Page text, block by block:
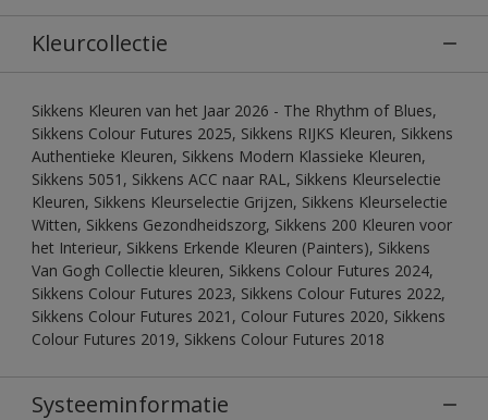
Kleurcollectie
Sikkens Kleuren van het Jaar 2026 - The Rhythm of Blues,
Sikkens Colour Futures 2025, Sikkens RIJKS Kleuren, Sikkens
Authentieke Kleuren, Sikkens Modern Klassieke Kleuren,
Sikkens 5051, Sikkens ACC naar RAL, Sikkens Kleurselectie
Kleuren, Sikkens Kleurselectie Grijzen, Sikkens Kleurselectie
Witten, Sikkens Gezondheidszorg, Sikkens 200 Kleuren voor
het Interieur, Sikkens Erkende Kleuren (Painters), Sikkens
Van Gogh Collectie kleuren, Sikkens Colour Futures 2024,
Sikkens Colour Futures 2023, Sikkens Colour Futures 2022,
Sikkens Colour Futures 2021, Colour Futures 2020, Sikkens
Colour Futures 2019, Sikkens Colour Futures 2018
Systeeminformatie